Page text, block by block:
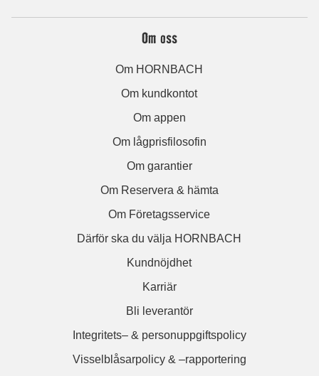
Om oss
Om HORNBACH
Om kundkontot
Om appen
Om lågprisfilosofin
Om garantier
Om Reservera & hämta
Om Företagsservice
Därför ska du välja HORNBACH
Kundnöjdhet
Karriär
Bli leverantör
Integritets– & personuppgiftspolicy
Visselblåsarpolicy & –rapportering